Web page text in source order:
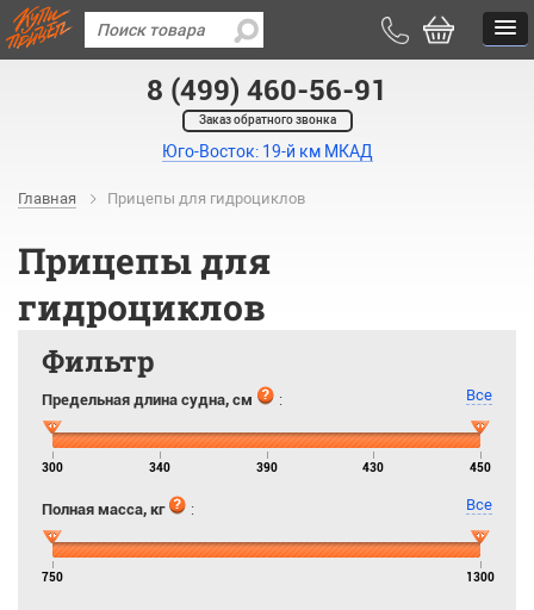
8 (499) 460-56-91
Заказ обратного звонка
Юго-Восток: 19-й км МКАД
Главная Прицепы для гидроциклов
Прицепы для
гидроциклов
Фильтр
Предельная длина судна, см : Все
300 340 390 430 450
Полная масса, кг : Все
750 1300